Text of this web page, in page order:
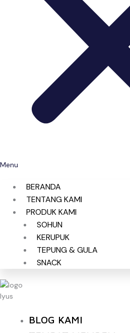
Menu
BERANDA
TENTANG KAMI
PRODUK KAMI
SOHUN
KERUPUK
TEPUNG & GULA
SNACK
BLOG KAMI